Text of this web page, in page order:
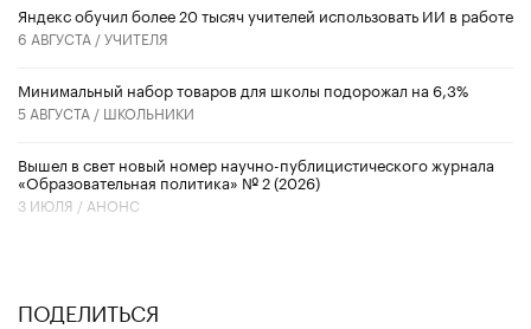
​Яндекс обучил более 20 тысяч учителей использовать ИИ в работе
6 АВГУСТА /УЧИТЕЛЯ
Минимальный набор товаров для школы подорожал на 6,3%
5 АВГУСТА / ШКОЛЬНИКИ
Вышел в свет новый номер научно-публицистического журнала
«Образовательная политика» № 2 (2026)
3 ИЮЛЯ / АНОНС
ПОДЕЛИТЬСЯ